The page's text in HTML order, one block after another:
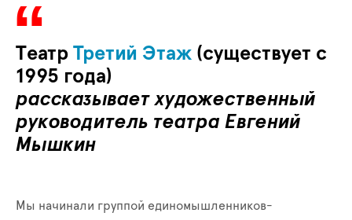
Театр Третий Этаж (существует с
1995 года)
рассказывает художественный
руководитель театра Евгений
Мышкин
Мы начинали группой единомышленников-